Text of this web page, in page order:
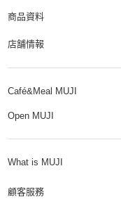
商品資料
店舗情報
Café&Meal MUJI
Open MUJI
What is MUJI
顧客服務